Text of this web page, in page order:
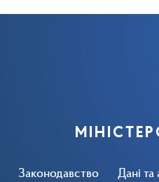
Законодавство Дані та